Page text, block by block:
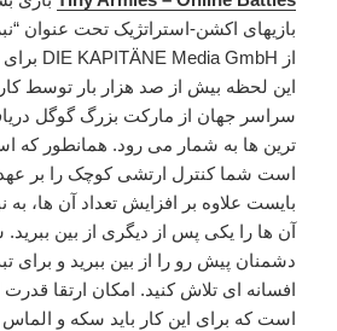
بازیهای اکشن-استراتژیک تحت عنوان
از DIE KAPITÄNE Media GmbH برای
این لحظه بیش از صد هزار بار توسط
سراسر جهان از مارکت بزرگ گوگل
ترین ها به شمار می رود. همانطور که
است شما کنترل ارتشی کوچک را بر
بایست علاوه بر افزایش تعداد آن ها، به
آن ها را یکی پس از دیگری از بین ببرید.
دشمنان پیش رو را از بین ببرید و برای
افسانه ای تلاش کنید. امکان ارتقا
است که برای این کار باید سکه و